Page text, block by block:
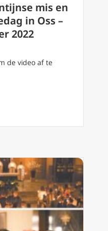
mis en
in Oss –
2022
de video af te
Tridentijnse mis en